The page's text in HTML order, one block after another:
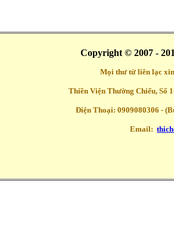
Copyright © 2007 -
Mọi thư từ liên lạc
Thiền Viện Thường Chiếu, Số
Điện Thoại: 0909080306 -
Email: